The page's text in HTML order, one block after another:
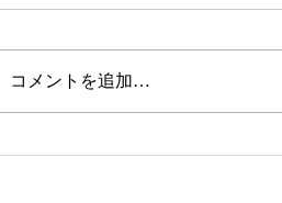
【冨士トラベル石川破産開始
コメントを追加…